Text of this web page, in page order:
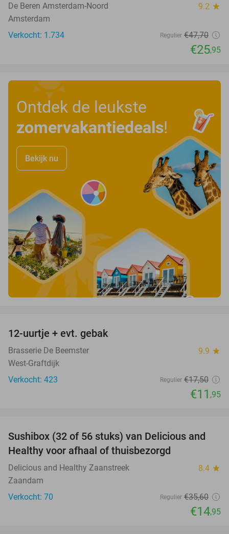
De Beren Amsterdam-Noord 9.2 star
Amsterdam
Verkocht: 1.734
Regulier €47,70
€25,95
Ontdek de leukste
zomervakantiedeals!
Bekijk nu
12-uurtje + evt. gebak
Brasserie De Beemster 9.9 star
West-Graftdijk
Verkocht: 423
Regulier €17,50
€11 ,95
58%
Sushibox (32 of 56 stuks) van Delicious and
Healthy voor afhaal of thuisbezorgd
Delicious and Healthy Zaanstreek 8.4 star
Zaandam
Verkocht: 70
Regulier €35,60
€14,95